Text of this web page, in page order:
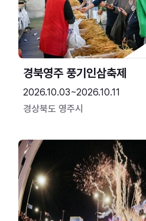
경북영주 풍기인삼축제
2026.10.03~2026.10.11
경상북도 영주시